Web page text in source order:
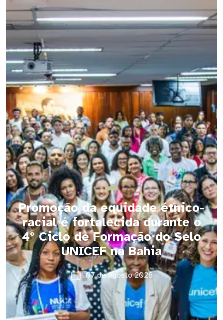
Promoção da equidade étnico-
racial é fortalecida durante o
4º Ciclo de Formação do Selo
UNICEF na Bahia
07 de Agosto 2026